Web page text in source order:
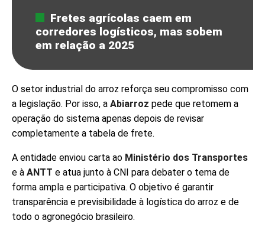
Fretes agrícolas caem em
corredores logísticos, mas sobem
em relação a 2025
O setor industrial do arroz reforça seu compromisso com
a legislação. Por isso, a Abiarroz pede que retomem a
operação do sistema apenas depois de revisar
completamente a tabela de frete.
A entidade enviou carta ao Ministério dos Transportes
e à ANTT e atua junto à CNI para debater o tema de
forma ampla e participativa. O objetivo é garantir
transparência e previsibilidade à logística do arroz e de
todo o agronegócio brasileiro.